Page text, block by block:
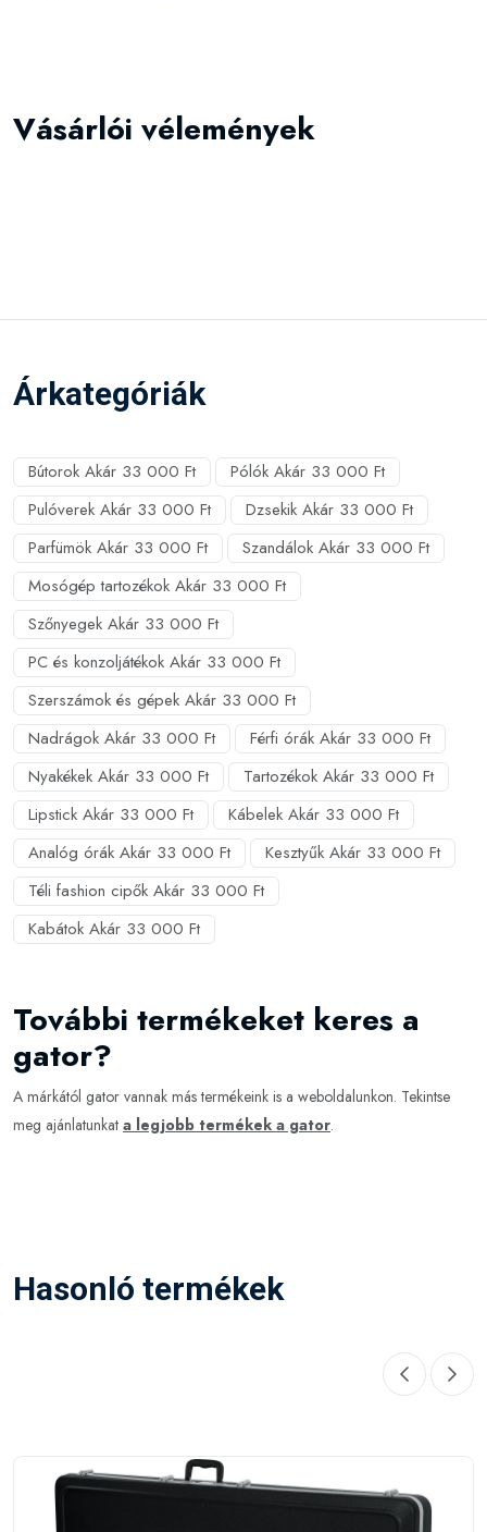
Vásárlói vélemények
Árkategóriák
Bútorok Akár 33 000 Ft
Pólók Akár 33 000 Ft
Pulóverek Akár 33 000 Ft
Dzsekik Akár 33 000 Ft
Parfümök Akár 33 000 Ft
Szandálok Akár 33 000 Ft
Mosógép tartozékok Akár 33 000 Ft
Szőnyegek Akár 33 000 Ft
PC és konzoljátékok Akár 33 000 Ft
Szerszámok és gépek Akár 33 000 Ft
Nadrágok Akár 33 000 Ft
Férfi órák Akár 33 000 Ft
Nyakékek Akár 33 000 Ft
Tartozékok Akár 33 000 Ft
Lipstick Akár 33 000 Ft
Kábelek Akár 33 000 Ft
Analóg órák Akár 33 000 Ft
Kesztyűk Akár 33 000 Ft
Téli fashion cipők Akár 33 000 Ft
Kabátok Akár 33 000 Ft
További termékeket keres a
gator?
A márkától gator vannak más termékeink is a weboldalunkon. Tekintse
meg ajánlatunkat a legjobb termékek a gator.
Hasonló termékek